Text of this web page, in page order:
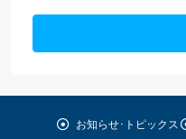
お知らせ･トピックス